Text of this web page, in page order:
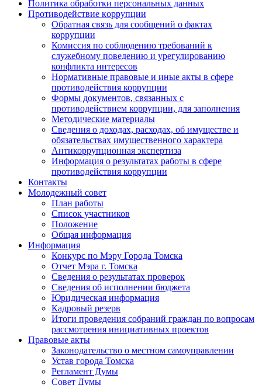
Политика обработки персональных данных
Прoтивoдeйствие кoрpупции
Обратная связь для сообщений о фактах
коррупции
Комиссия по соблюдению требований к
служебному поведению и урегулированию
конфликта интересов
Нормативные правовые и иные акты в сфере
противодействия коррупции
Формы документов, связанных с
противодействием коррупции, для заполнения
Методические материалы
Сведения о доходах, расходах, об имуществе и
обязательствах имущественного характера
Антикоррупционная экспертиза
Информация о результатах работы в сфере
противодействия коррупции
Контакты
Молодежный совет
План работы
Список участников
Положение
Общая информация
Информация
Конкурс по Мэру Города Томска
Отчет Мэра г. Томска
Сведения о результатах проверок
Сведения об исполнении бюджета
Юридическая информация
Кадровый резерв
Итоги проведения собраний граждан по вопросам
рассмотрения инициативных проектов
Правовые акты
Законодательство о местном самоуправлении
Устав города Томска
Регламент Думы
Совет Думы